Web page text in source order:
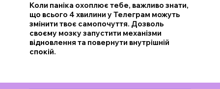
Коли паніка охоплює тебе, важливо знати,
що всього 4 хвилини у Телеграм можуть
змінити твоє самопочуття. Дозволь
своєму мозку запустити механізми
відновлення та повернути внутрішній
спокій.